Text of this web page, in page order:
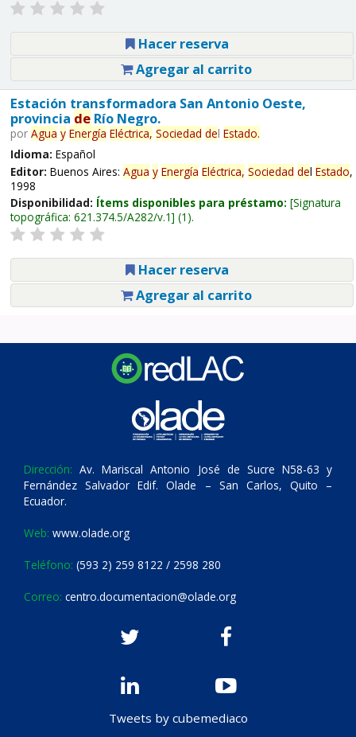
Hacer reserva
Agregar al carrito
Estación transformadora San Antonio Oeste,
provincia deRío Negro.
por Agua y Energía Eléctrica, Sociedad del Estado.
Idioma: Español
Editor: Buenos Aires: Agua y Energía Eléctrica, Sociedad del Estado,
1998
Disponibilidad: Ítems disponibles para préstamo: Signatura
topográfica: 621.374.5/A282/v.1 (1).
Hacer reserva
Agregar al carrito
Dirección: Av. Mariscal Antonio José de Sucre N58-63 y
Fernández Salvador Edif. Olade – San Carlos, Quito –
Ecuador.
Web: www.olade.org
Teléfono: (593 2) 259 8122 / 2598 280
Correo: centro.documentacion@olade.org
Tweets by cubemediaco